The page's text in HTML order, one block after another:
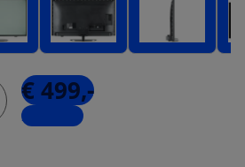
€ 499,-
2 winkels